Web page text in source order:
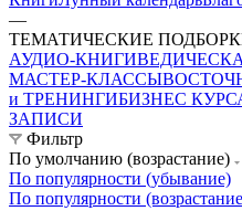
—
ТЕМАТИЧЕСКИЕ
АУДИО-КНИГИ
МАСТЕР-КЛАССЫ
и ТРЕНИНГИБИЗНЕС КУРС
ЗАПИСИ
Фильтр
По умолчанию (возрастание)
По популярности (убывание)
По популярности